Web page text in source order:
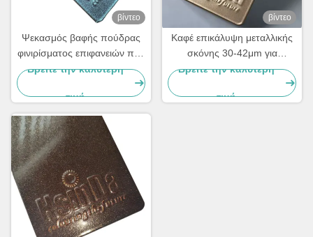
βίντεο
Ψεκασμός βαφής πούδρας
φινιρίσματος επιφανειών που
αλλάζει χρώμα,
μετασχηματιστικό σχεδιασμό
Βρείτε την καλύτερη
τιμή
βίντεο
Καφέ επικάλυψη μεταλλικής
σκόνης 30-42μm για
μεταλλικές επιφάνειες
Βρείτε την καλύτερη
τιμή